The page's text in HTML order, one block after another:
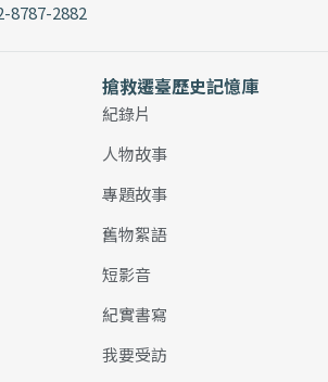
8787-2882
搶救遷臺歷史記憶庫
紀錄片
人物故事
專題故事
舊物絮語
短影音
紀實書寫
我要受訪